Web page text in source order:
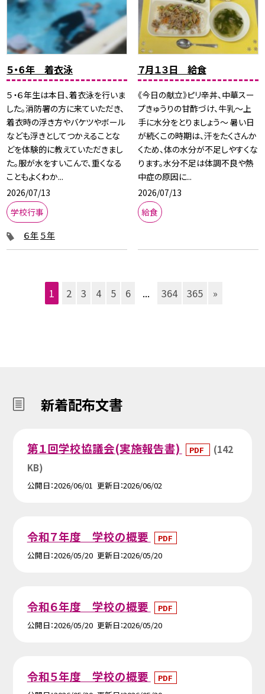
５・６年 着衣泳
５・６年生は本日、着衣泳を行いま
した。消防署の方に来ていただき、
着衣時の浮き方やバケツやボール
なども浮きとしてつかえることな
どを体験的に教えていただきまし
た。服が水をすいこんで、重くなる
こともよくわか...
2026/07/13
学校行事
６年 ５年
７月１３日 給食
《今日の献立》ピリ辛丼、中華スー
プきゅうりの甘酢づけ、牛乳〜上
手に水分をとりましょう〜 暑い日
が続くこの時期は、汗をたくさんか
くため、体の水分が不足しやすくな
ります。水分不足は体調不良や熱
中症の原因に...
2026/07/13
給食
1 2 3 4 5 6 ... 364 365 »
新着配布文書
第１回学校協議会(実施報告書) PDF
(142
KB)
公開日 2026/06/01 更新日 2026/06/02
令和７年度 学校の概要
PDF
公開日 2026/05/20 更新日 2026/05/20
令和６年度 学校の概要
PDF
公開日 2026/05/20 更新日 2026/05/20
令和５年度 学校の概要
PDF